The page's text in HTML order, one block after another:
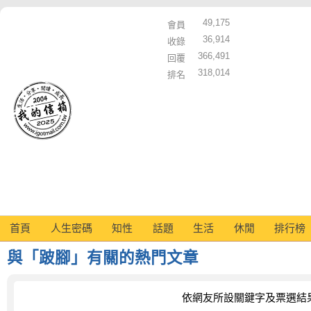
會員
49,175
收錄
36,914
回覆
366,491
排名
318,014
首頁 人生密碼 知性 話題 生活 休閒 排行榜
與「跛腳」有關的熱門文章
依網友所設關鍵字及票選結